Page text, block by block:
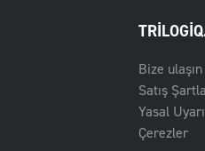
Bize ulaşın
Satış
Yasal
Çerezler